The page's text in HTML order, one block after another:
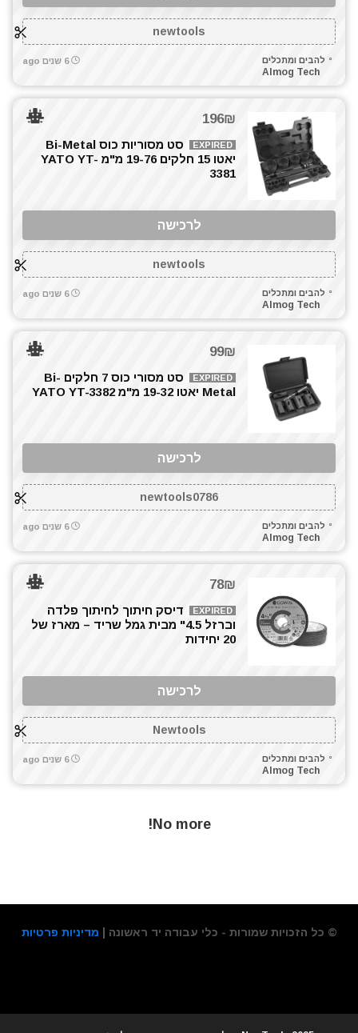
newtools
להבים ומתכלים
Almog Tech
6 שנים ago
196₪
EXPIRED
סט מסוריות כוס Bi-Metal
יאטו 15 חלקים 19-76 מ"מ YATO YT-
3381
לרכישה
newtools
להבים ומתכלים
Almog Tech
6 שנים ago
99₪
EXPIRED
סט מסורי כוס 7 חלקים Bi-
Metal יאטו 19-32 מ"מ YATO YT-3382
לרכישה
newtools0786
להבים ומתכלים
Almog Tech
6 שנים ago
78₪
EXPIRED
דיסק חיתוך לחיתוך פלדה
וברזל 4.5" מבית גמל שריד – מארז של
20 יחידות
לרכישה
Newtools
להבים ומתכלים
Almog Tech
6 שנים ago
No more!
© כל הזכויות שמורות - כלי עבודה יד ראשונה | מדיניות פרטיות